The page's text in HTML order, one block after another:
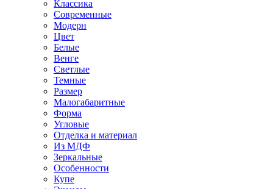
Классика
Современные
Модерн
Цвет
Белые
Венге
Светлые
Темные
Размер
Малогабаритные
Форма
Угловые
Отделка и материал
Из МДФ
Зеркальные
Особенности
Купе